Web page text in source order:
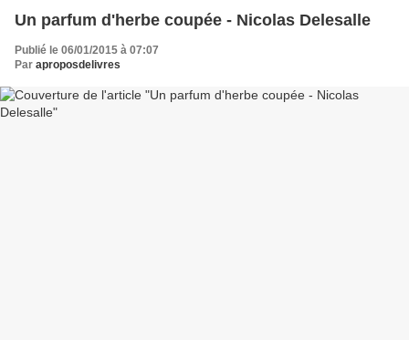
Un parfum d'herbe coupée - Nicolas Delesalle
Publié le 06/01/2015 à 07:07
Par aproposdelivres